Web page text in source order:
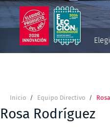
Ruta
de
navegación
Inicio Equipo Directivo
Rosa Rodríguez